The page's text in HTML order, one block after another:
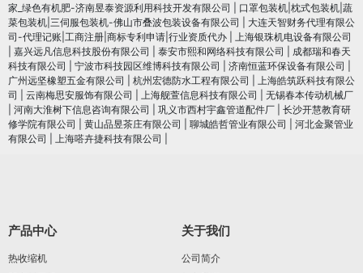
家_绿色有机肥-济南昱泰资源利用科技开发有限公司
口罩包装机|枕式包装机|蔬
菜包装机|三伺服包装机-佛山市叠波包装设备有限公司
大连天智财务代理有限公
司-代理记账|工商注册|商标专利申请|行业资质代办
上海银珠机电设备有限公司
嘉兴远凡信息科技股份有限公司 泰安市熙和网络科技有限公司
成都瑞和春天
科技有限公司
宁波市科技园区维博科技有限公司 济南恒蓝环保设备有限公司
广州远坚橡塑五金有限公司
杭州宏德防水工程有限公司
上海皓筑跃科技有限公
司
云南梅思安服饰有限公司 上海舰萱信息科技有限公司
无锡春本传动机械厂
河南大淮树下信息咨询有限公司 巩义市西村宇鑫管道配件厂
长沙开慧教育研
修学院有限公司
黄山品昱茶庄有限公司 聊城皓哲管业有限公司
河北金聚管业
有限公司
上海嗒卉捷科技有限公司
产品中心
热收缩机
关于我们
公司简介